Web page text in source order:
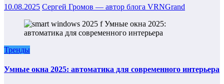
10.08.2025 Сергей Громов — автор блога VRNGrand
Тренды
Умные окна 2025: автоматика для современного интерьера